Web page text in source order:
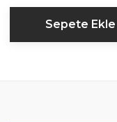
Sepete Ekle